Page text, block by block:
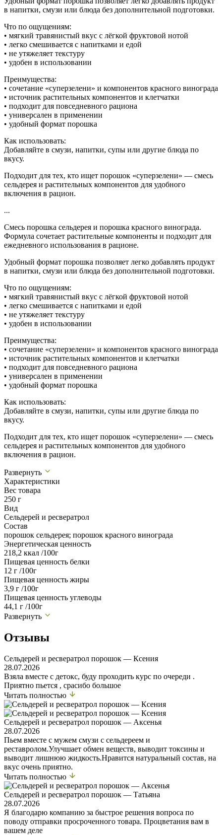
в напитки, смузи или блюда без дополнительной подготовки.
Что по ощущениям:
• мягкий травянистый вкус с лёгкой фруктовой нотой
• легко смешивается с напитками и едой
• не утяжеляет текстуру
• удобен в использовании
Преимущества:
• сочетание «суперзелени» и компонентов красного винограда
• источник растительных компонентов и клетчатки
• подходит для повседневного рациона
• универсален в применении
• удобный формат порошка
Как использовать:
Добавляйте в смузи, напитки, супы или другие блюда по
вкусу.
Подходит для тех, кто ищет порошок «суперзелени» — смесь
сельдерея и растительных компонентов для удобного
включения в рацион.
...
Смесь порошка сельдерея и порошка красного винограда.
Формула сочетает растительные компоненты и подходит для
ежедневного использования в рационе.
Удобный формат порошка позволяет легко добавлять продукт
в напитки, смузи или блюда без дополнительной подготовки.
Что по ощущениям:
• мягкий травянистый вкус с лёгкой фруктовой нотой
• легко смешивается с напитками и едой
• не утяжеляет текстуру
• удобен в использовании
Преимущества:
• сочетание «суперзелени» и компонентов красного винограда
• источник растительных компонентов и клетчатки
• подходит для повседневного рациона
• универсален в применении
• удобный формат порошка
Как использовать:
Добавляйте в смузи, напитки, супы или другие блюда по
вкусу.
Подходит для тех, кто ищет порошок «суперзелени» — смесь
сельдерея и растительных компонентов для удобного
включения в рацион.
Развернуть
Характеристики
Вес товара
250 г
Вид
Сельдерей и ресвератрол
Состав
порошок сельдерея; порошок красного винограда
Энергетическая ценность
218,2 ккал /100г
Пищевая ценность белки
12 г /100г
Пищевая ценность жиры
3,9 г /100г
Пищевая ценность углеводы
44,1 г /100г
Развернуть
Отзывы
Сельдерей и ресвератрол порошок — Ксения
28.07.2026
Взяла вместе с детокс, буду проходить курс по очереди .
Приятно пьется , срасибо большое
Читать полностью
Сельдерей и ресвератрол порошок — Аксенья
28.07.2026
Пьем вместе с мужем смузи с сельдереем и
реставролом.Улучшает обмен веществ, выводит токсины и
выводит лишнюю жидкость.Нравится натуральный состав, на
вкус очень приятно.
Читать полностью
Сельдерей и ресвератрол порошок — Татьяна
28.07.2026
Я благодарю компанию за быстрое решения вопроса по
поводу отправки просроченного товара. Процветания вам в
вашем деле